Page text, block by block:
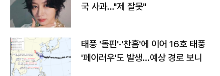
국 사과…"제 잘못"
태풍 '돌핀'·'찬홈'에 이어 16호 태풍
'페이러우'도 발생…예상 경로 보니